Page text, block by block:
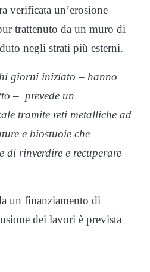
verificata un’erosione
trattenuto da un muro di
negli strati più esterni.
giorni iniziato – hanno
– prevede un
tramite reti metalliche ad
e biostuoie che
di rinverdire e recuperare
un finanziamento di
dei lavori è prevista